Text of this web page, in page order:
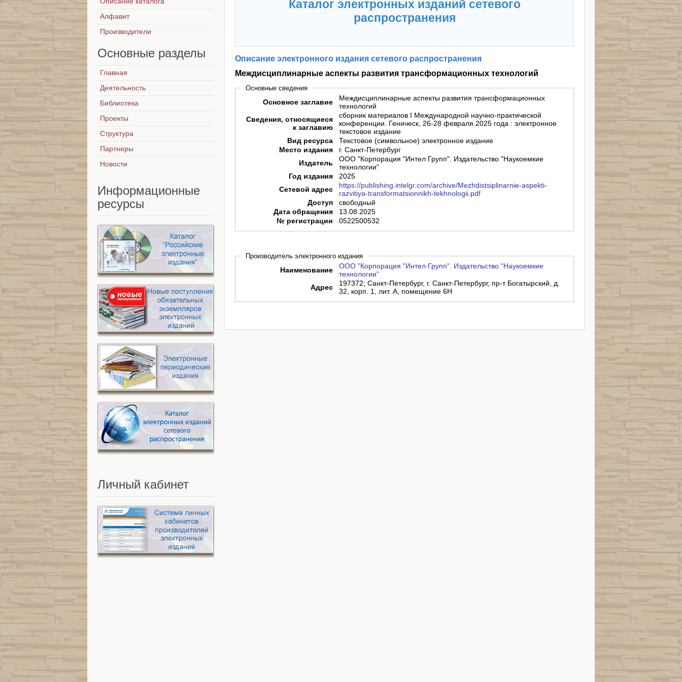
Каталог электронных изданий сетевого
распространения
Описание электронного издания сетевого распространения
Междисциплинарные аспекты развития трансформационных технологий
Основные сведения
Основное заглавие
Междисциплинарные аспекты развития трансформационных
технологий
Сведения, относящиеся
к заглавию
сборник материалов I Международной научно-практической
конференции. Геническ, 26-28 февраля 2025 года : электронное
текстовое издание
Вид ресурса
Текстовое (символьное) электронное издание
Место издания
г. Санкт-Петербург
Издатель
ООО "Корпорация "Интел Групп". Издательство "Наукоемкие
технологии"
Год издания
2025
Сетевой адрес
https://publishing.intelgr.com/archive/Mezhdistsiplinarnie-aspekti-
razvitiya-transformatsionnikh-tekhnologii.pdf
Доступ
свободный
Дата обращения
13.08.2025
№ регистрации
0522500532
Производитель электронного издания
Наименование
ООО "Корпорация "Интел Групп". Издательство "Наукоемкие
технологии"
Адрес
197372; Санкт-Петербург, г. Санкт-Петербург, пр-т Богатырский, д.
32, корп. 1, лит. А, помещение 6Н
Алфавит
Производители
Основные разделы
Главная
Деятельность
Библиотека
Проекты
Структура
Партнеры
Новости
Информационные
ресурсы
Личный кабинет